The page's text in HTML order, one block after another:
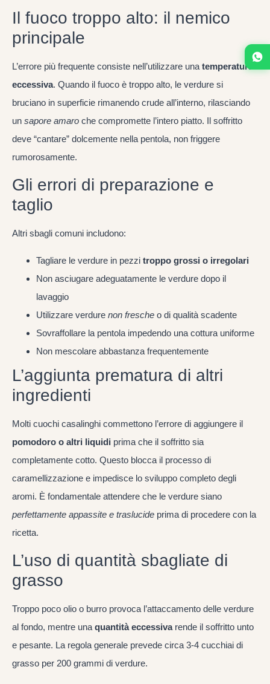
Il fuoco troppo alto: il nemico
principale
L’errore più frequente consiste nell’utilizzare una temperatura
eccessiva. Quando il fuoco è troppo alto, le verdure si
bruciano in superficie rimanendo crude all’interno, rilasciando
un sapore amaro che compromette l’intero piatto. Il soffritto
deve “cantare” dolcemente nella pentola, non friggere
rumorosamente.
Gli errori di preparazione e
taglio
Altri sbagli comuni includono:
Tagliare le verdure in pezzi troppo grossi o irregolari
Non asciugare adeguatamente le verdure dopo il
lavaggio
Utilizzare verdure non fresche o di qualità scadente
Sovraffollare la pentola impedendo una cottura uniforme
Non mescolare abbastanza frequentemente
L’aggiunta prematura di altri
ingredienti
Molti cuochi casalinghi commettono l’errore di aggiungere il
pomodoro o altri liquidi prima che il soffritto sia
completamente cotto. Questo blocca il processo di
caramellizzazione e impedisce lo sviluppo completo degli
aromi. È fondamentale attendere che le verdure siano
perfettamente appassite e traslucide prima di procedere con la
ricetta.
L’uso di quantità sbagliate di
grasso
Troppo poco olio o burro provoca l’attaccamento delle verdure
al fondo, mentre una quantità eccessivarende il soffritto unto
e pesante. La regola generale prevede circa 3-4 cucchiai di
grasso per 200 grammi di verdure.